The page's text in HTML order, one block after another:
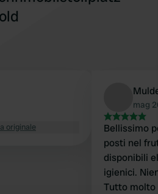
originale
mag
Bellissimo
posti nel
disponibili
igienici.
Tutto molto